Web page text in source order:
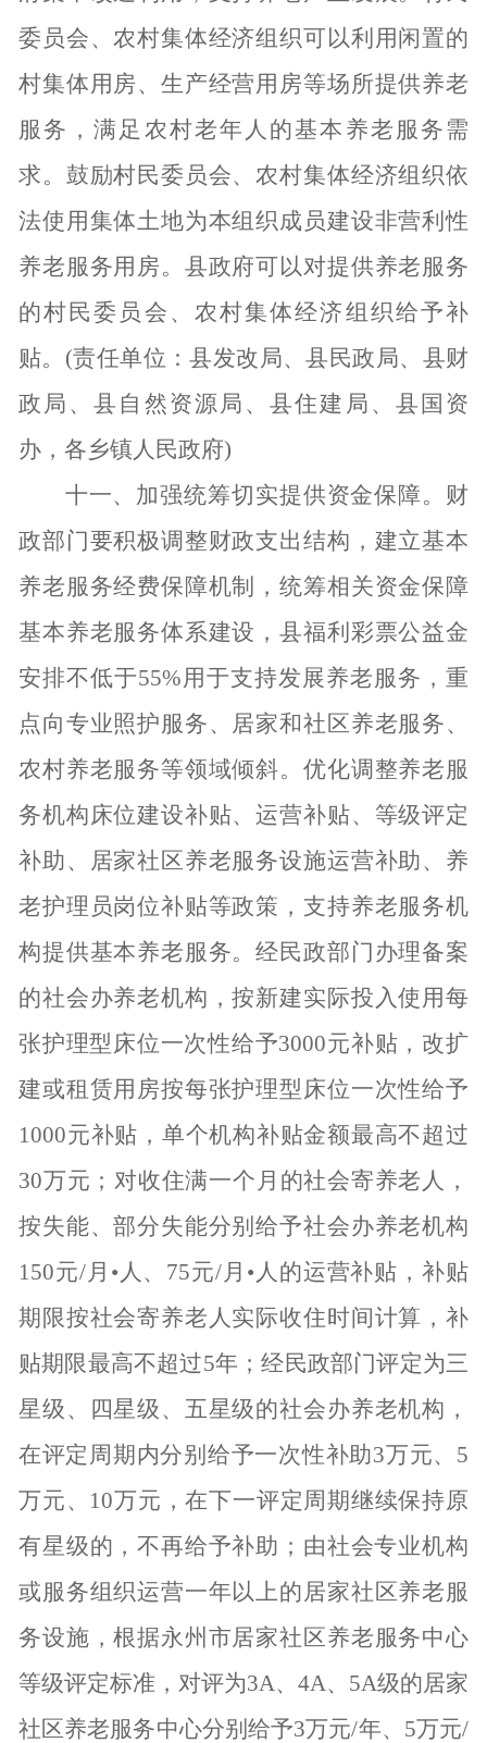
委员会、农村集体经济组织可以利用闲置的
村集体用房、生产经营用房等场所提供养老
服务，满足农村老年人的基本养老服务需
求。鼓励村民委员会、农村集体经济组织依
法使用集体土地为本组织成员建设非营利性
养老服务用房。县政府可以对提供养老服务
的村民委员会、农村集体经济组织给予补
贴。 (责任单位：县发改局、县民政局、县财
政局、县自然资源局、县住建局、县国资
办，各乡镇人民政府)
十一、加强统筹切实提供资金保障。 财
政部门要积极调整财政支出结构，建立基本
养老服务经费保障机制，统筹相关资金保障
基本养老服务体系建设，县福利彩票公益金
安排不低于55%用于支持发展养老服务，重
点向专业照护服务、居家和社区养老服务、
农村养老服务等领域倾斜。优化调整养老服
务机构床位建设补贴、运营补贴、等级评定
补助、居家社区养老服务设施运营补助、养
老护理员岗位补贴等政策，支持养老服务机
构提供基本养老服务。经民政部门办理备案
的社会办养老机构，按新建实际投入使用每
张护理型床位一次性给予3000元补贴，改扩
建或租赁用房按每张护理型床位一次性给予
1000元补贴，单个机构补贴金额最高不超过
30万元；对收住满一个月的社会寄养老人，
按失能、部分失能分别给予社会办养老机构
150元/月•人、75元/月•人的运营补贴，补贴
期限按社会寄养老人实际收住时间计算，补
贴期限最高不超过5年；经民政部门评定为三
星级、四星级、五星级的社会办养老机构，
在评定周期内分别给予一次性补助3万元、5
万元、10万元，在下一评定周期继续保持原
有星级的，不再给予补助；由社会专业机构
或服务组织运营一年以上的居家社区养老服
务设施，根据永州市居家社区养老服务中心
等级评定标准，对评为3A、4A、5A级的居家
社区养老服务中心分别给予3万元/年、5万元/